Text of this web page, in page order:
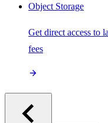
Object Storage
Get direct access to
fees